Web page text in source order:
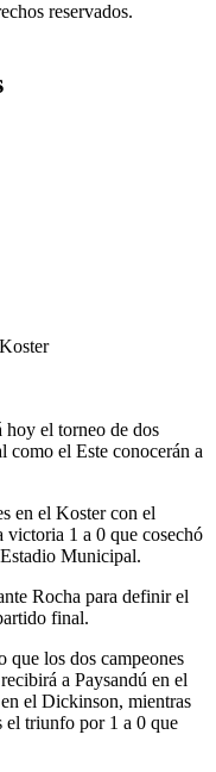
reservados.
hoy el torneo de dos
como el Este conocerán a
en el Koster con el
victoria 1 a 0 que cosechó
Municipal.
Rocha para definir el
final.
que los dos campeones
a Paysandú en el
el Dickinson, mientras
el triunfo por 1 a 0 que